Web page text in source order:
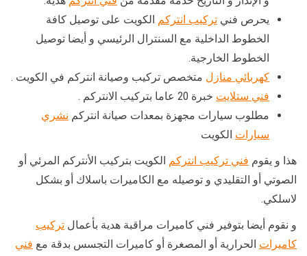
يحرص فني تركيب انتركم الكويت على توصيل كافة
الخطوط الداخلية مع السنترال الرئيسي و أيضا توصيل
الخطوط الخارجية.
كهربائي منازل متخصص تركيب وصيانة انتركم في الكويت .
فني ستلايت خبرة 20 عاما بتركيب الانتركم .
مطلوب سيارات مجهزة بمعدات صيانة انتركم نشري
سيارات الكويت
هذا و يقوم فني تركيب انتركم الكويت بتركيب الأنتركم المرئي أو
الصوتي أو التقليدي و توصيله مع الكاميرات باسلاك أو بشكل
لاسلكي.
و نقوم أيضا بتوفير فني كاميرات مراقبة هدية بأعمال تركيب
كاميرات الحرارية أو المصغرة أو كاميرات التجسس بدقة مع فني